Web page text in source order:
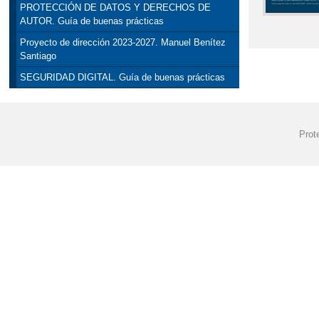
PROTECCIÓN DE DATOS Y DERECHOS DE
AUTOR. Guía de buenas prácticas
Proyecto de dirección 2023-2027. Manuel Benítez
Santiago
SEGURIDAD DIGITAL. Guía de buenas prácticas